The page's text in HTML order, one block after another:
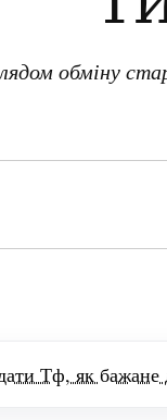
обміну
Тф, як бажане